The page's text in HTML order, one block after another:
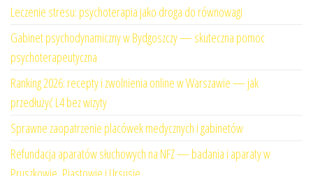
Leczenie stresu: psychoterapia jako droga do równowagi
Gabinet psychodynamiczny w Bydgoszczy — skuteczna pomoc
psychoterapeutyczna
Ranking 2026: recepty i zwolnienia online w Warszawie — jak
przedłużyć L4 bez wizyty
Sprawne zaopatrzenie placówek medycznych i gabinetów
Refundacja aparatów słuchowych na NFZ — badania i aparaty w